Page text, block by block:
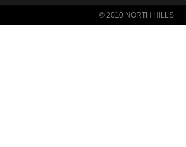
© 2010 NORTH HILLS